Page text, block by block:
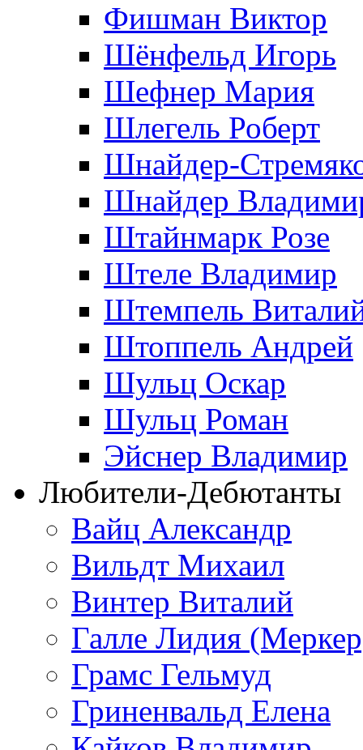
Фишман Виктор
Шёнфельд Игорь
Шефнер Мария
Шлегель Роберт
Шнайдер-
Шнайдер
Штайнмарк Розe
Штеле Владимир
Штемпель
Штоппель Андрей
Шульц Оскар
Шульц Роман
Эйснер Владимир
Любители-Дебютанты
Вайц Александр
Вильдт Михаил
Винтер Виталий
Галле Лидия
Грамс Гельмуд
Гриненвальд Елена